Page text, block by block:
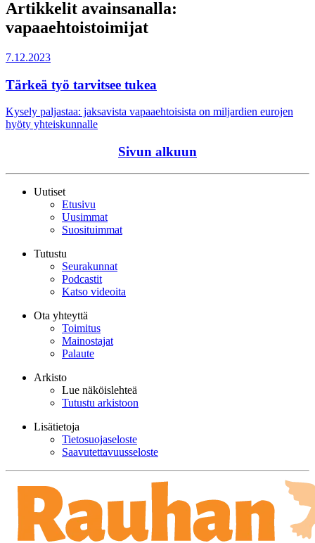
Artikkelit avainsanalla:
vapaaehtoistoimijat
7.12.2023
Tärkeä työ tarvitsee tukea
Kysely paljastaa: jaksavista vapaaehtoisista on miljardien eurojen
hyöty yhteiskunnalle
Sivun alkuun
Uutiset
Etusivu
Uusimmat
Suosituimmat
Tutustu
Seurakunnat
Podcastit
Katso videoita
Ota yhteyttä
Toimitus
Mainostajat
Palaute
Arkisto
Lue näköislehteä
Tutustu arkistoon
Lisätietoja
Tietosuojaseloste
Saavutettavuusseloste